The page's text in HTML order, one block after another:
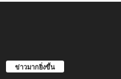
ข่าวมากยิ่งขึ้น